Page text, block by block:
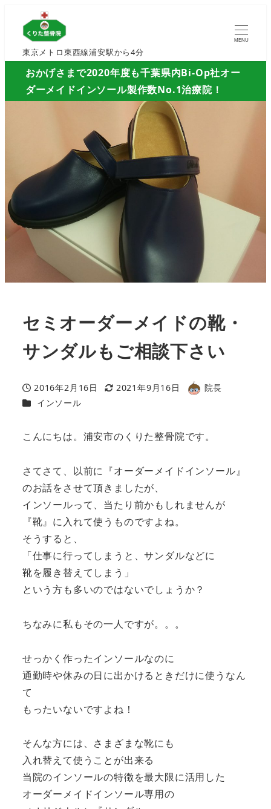
東京メトロ東西線浦安駅から4分
MENU
おかげさまで2020年度も千葉県内Bi-Op社オー
ダーメイドインソール製作数No.1治療院！
セミオーダーメイドの靴・
サンダルもご相談下さい
投稿日
2016年2月16日
更新日
2021年9月16日
著
院長
カテゴリー
インソール
こんにちは。浦安市のくりた整骨院です。
さてさて、以前に『オーダーメイドインソール』
のお話をさせて頂きましたが、
インソールって、当たり前かもしれませんが
『靴』に入れて使うものですよね。
そうすると、
「仕事に行ってしまうと、サンダルなどに
靴を履き替えてしまう」
という方も多いのではないでしょうか？
ちなみに私もその一人ですが。。。
せっかく作ったインソールなのに
通勤時や休みの日に出かけるときだけに使うなん
て
もったいないですよね！
そんな方には、さまざまな靴にも
入れ替えて使うことが出来る
当院のインソールの特徴を最大限に活用した
オーダーメイドインソール専用の